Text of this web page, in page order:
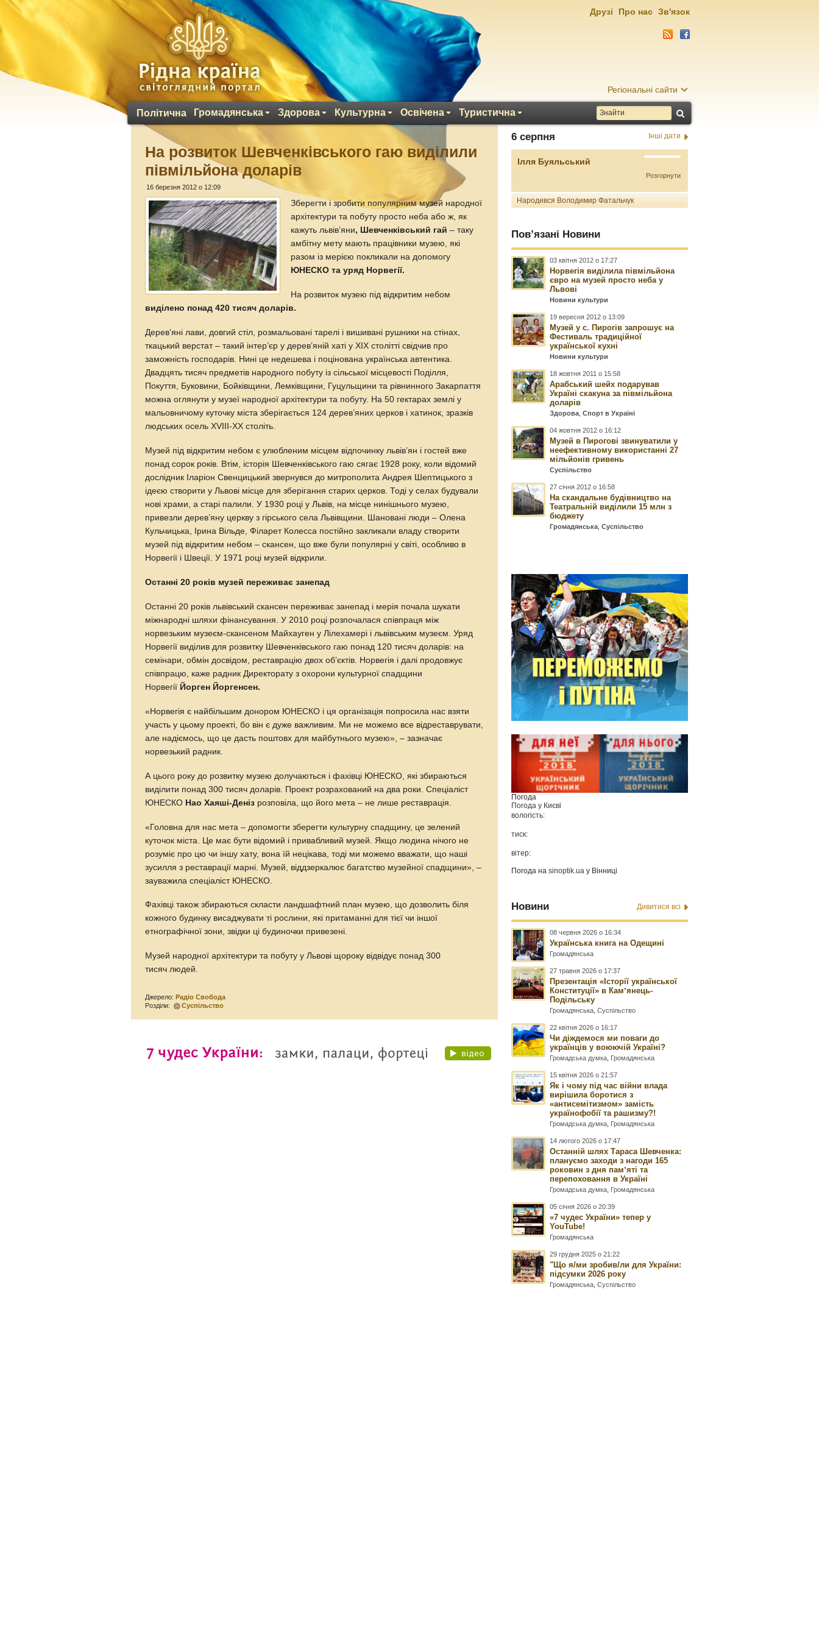
Регіональні сайти
Політична Громадянська Здорова Культурна Освічена Туристична
Друзі Про нас Зв'язок
На розвиток Шевченківського гаю виділили
півмільйона доларів
16 березня 2012 о 12:09
Зберегти і зробити популярним музей народної
архітектури та побуту просто неба або ж, як
кажуть львів’яни, Шевченківський гай – таку
амбітну мету мають працівники музею, які
разом із мерією покликали на допомогу
ЮНЕСКО та уряд Норвегії.
На розвиток музею під відкритим небом
виділено понад 420 тисяч доларів.
Дерев’яні лави, довгий стіл, розмальовані тарелі і вишивані рушники на стінах,
ткацький верстат – такий інтер’єр у дерев’яній хаті у XIX столітті свідчив про
заможність господарів. Нині це недешева і поцінована українська автентика.
Двадцять тисяч предметів народного побуту із сільської місцевості Поділля,
Покуття, Буковини, Бойківщини, Лемківщини, Гуцульщини та рівнинного Закарпаття
можна оглянути у музеї народної архітектури та побуту. На 50 гектарах землі у
мальовничому куточку міста зберігається 124 дерев’яних церков і хатинок, зразків
людських осель XVIII-XX століть.
Музей під відкритим небом є улюбленим місцем відпочинку львів’ян і гостей вже
понад сорок років. Втім, історія Шевченківського гаю сягає 1928 року, коли відомий
дослідник Іларіон Свенцицький звернувся до митрополита Андрея Шептицького з
ідеєю створити у Львові місце для зберігання старих церков. Тоді у селах будували
нові храми, а старі палили. У 1930 році у Львів, на місце нинішнього музею,
привезли дерев’яну церкву з гірського села Львівщини. Шановані люди – Олена
Кульчицька, Ірина Вільде, Філарет Колесса постійно закликали владу створити
музей під відкритим небом – скансен, що вже були популярні у світі, особливо в
Норвегії і Швеції. У 1971 році музей відкрили.
Останні 20 років музей переживає занепад
Останні 20 років львівський скансен переживає занепад і мерія почала шукати
міжнародні шляхи фінансування. У 2010 році розпочалася співпраця між
норвезьким музеєм-скансеном Майхауген у Лілехамері і львівським музеєм. Уряд
Норвегії виділив для розвитку Шевченківського гаю понад 120 тисяч доларів: на
семінари, обмін досвідом, реставрацію двох об’єктів. Норвегія і далі продовжує
співпрацю, каже радник Директорату з охорони культурної спадщини
Норвегії Йорген Йоргенсен.
«Норвегія є найбільшим донором ЮНЕСКО і ця організація попросила нас взяти
участь у цьому проекті, бо він є дуже важливим. Ми не можемо все відреставрувати,
але надіємось, що це дасть поштовх для майбутнього музею», – зазначає
норвезький радник.
А цього року до розвитку музею долучаються і фахівці ЮНЕСКО, які збираються
виділити понад 300 тисяч доларів. Проект розрахований на два роки. Спеціаліст
ЮНЕСКО Нао Хаяші-Деніз розповіла, що його мета – не лише реставрація.
«Головна для нас мета – допомогти зберегти культурну спадщину, це зелений
куточок міста. Це має бути відомий і привабливий музей. Якщо людина нічого не
розуміє про цю чи іншу хату, вона їй нецікава, тоді ми можемо вважати, що наші
зусилля з реставрації марні. Музей, віддзеркалює багатство музейної спадщини», –
зауважила спеціаліст ЮНЕСКО.
Фахівці також збираються скласти ландшафтний план музею, що дозволить біля
кожного будинку висаджувати ті рослини, які притаманні для тієї чи іншої
етнографічної зони, звідки ці будиночки привезені.
Музей народної архітектури та побуту у Львові щороку відвідує понад 300
тисяч людей.
Джерело: Радіо Свобода
Розділи:
Суспільство
6 серпня Інші дати
Ілля Буяльський
Розгорнути
Народився Володимир Фатальчук
Пов’язані Новини
03 квітня 2012 о 17:27
Норвегія виділила півмільйона
євро на музей просто неба у
Львові
Новини культури
19 вересня 2012 о 13:09
Музей у с. Пирогів запрошує на
Фестиваль традиційної
української кухні
Новини культури
18 жовтня 2011 о 15:58
Арабський шейх подарував
Україні скакуна за півмільйона
доларів
Здорова ,Спорт в Україні
04 жовтня 2012 о 16:12
Музей в Пирогові звинуватили у
неефективному використанні 27
мільйонів ​​гривень
Суспільство
27 січня 2012 о 16:58
На скандальне будівництво на
Театральній виділили 15 млн з
бюджету
Громадянська ,Суспільство
Погода
Погода у Києві
вологість:
тиск:
вітер:
Погода наsinoptik.ua у Вінниці
Новини Дивитися всі
08 червня 2026 о 16:34
Українська книга на Одещині
Громадянська
27 травня 2026 о 17:37
Презентація «Історії української
Конституції» в Камʼянець-
Подільську
Громадянська ,Суспільство
22 квітня 2026 о 16:17
Чи діждемося ми поваги до
українців у воюючій Україні?
Громадська думка Громадянська
15 квітня 2026 о 21:57
Як і чому під час війни влада
вирішила боротися з
«антисемітизмом» замість
українофобії та рашизму?!
Громадська думка Громадянська
14 лютого 2026 о 17:47
Останній шлях Тараса Шевченка:
плануємо заходи з нагоди 165
роковин з дня памʼяті та
перепоховання в Україні
Громадська думка Громадянська
05 січня 2026 о 20:39
«7 чудес України» тепер у
YouTube!
Громадянська
29 грудня 2025 о 21:22
"Що я/ми зробив/ли для України:
підсумки 2026 року
Громадянська ,Суспільство